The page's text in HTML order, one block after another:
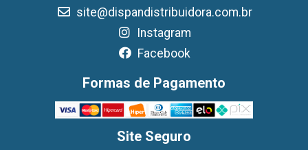
site@dispandistribuidora.com.br
Instagram
Facebook
Formas de Pagamento
Site Seguro